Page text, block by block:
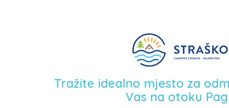
Tražite idealno mjesto za
Vas na otoku